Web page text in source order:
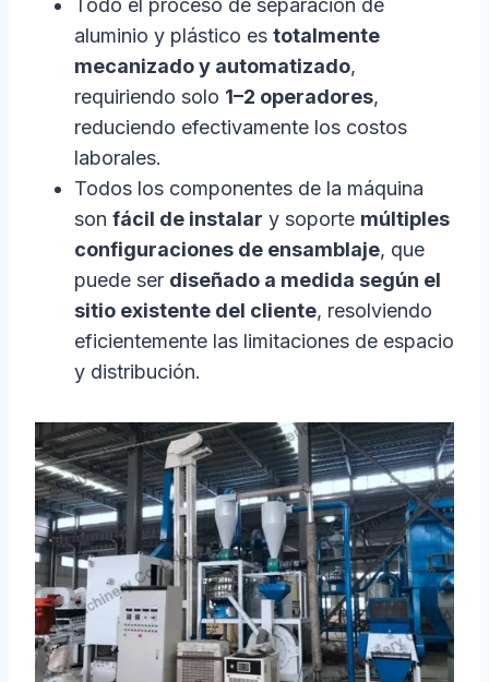
Todo el proceso de separación de
aluminio y plástico es totalmente
mecanizado y automatizado,
requiriendo solo 1–2 operadores,
reduciendo efectivamente los costos
laborales.
Todos los componentes de la máquina
son fácil de instalar y soporte múltiples
configuraciones de ensamblaje, que
puede ser diseñado a medida según el
sitio existente del cliente, resolviendo
eficientemente las limitaciones de espacio
y distribución.